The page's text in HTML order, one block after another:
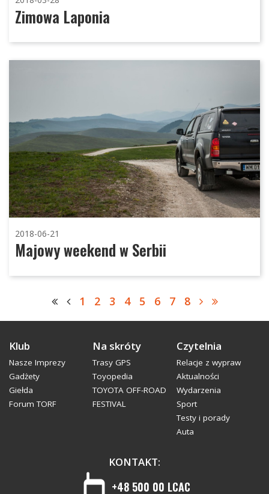
Zimowa Laponia
2018-06-21
Majowy weekend w Serbii
1 2 3 4 5 6 7 8
Klub
Nasze Imprezy
Gadżety
Giełda
Forum TORF
Na skróty
Trasy GPS
Toyopedia
TOYOTA OFF-ROAD
FESTIVAL
Czytelnia
Relacje z wypraw
Aktualności
Wydarzenia
Sport
Testy i porady
Auta
KONTAKT:
+48 500 00 LCAC